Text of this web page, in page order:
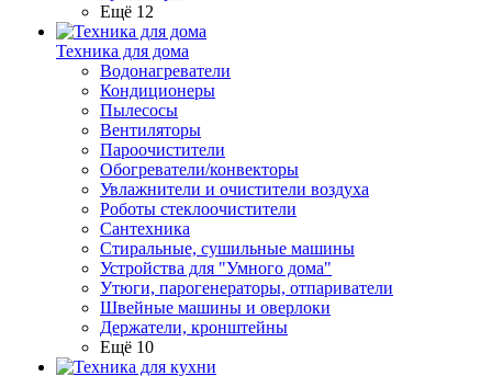
Ещё 12
Техника для дома
Водонагреватели
Кондиционеры
Пылесосы
Вентиляторы
Пароочистители
Обогреватели/конвекторы
Увлажнители и очистители воздуха
Роботы стеклоочистители
Сантехника
Стиральные, сушильные машины
Устройства для "Умного дома"
Утюги, парогенераторы, отпариватели
Швейные машины и оверлоки
Держатели, кронштейны
Ещё 10